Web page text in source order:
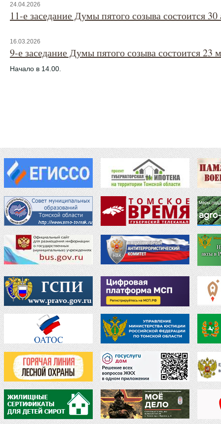
24.04.2026
11-е заседание Думы пятого созыва состоится 30
16.03.2026
9-е заседание Думы пятого созыва состоится 23
Начало в 14.00.